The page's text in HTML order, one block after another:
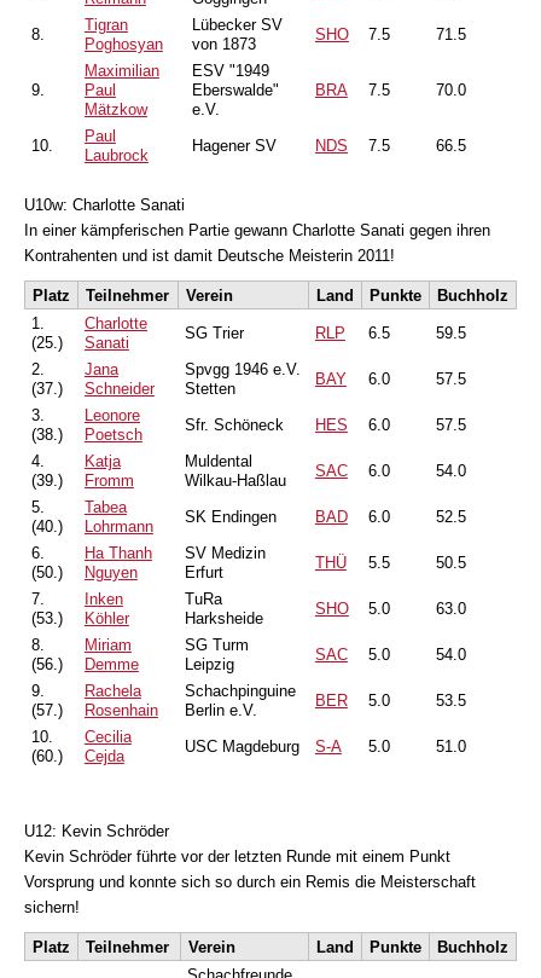
8.
Tigran
Poghosyan
Lübecker SV
von 1873
SHO 7.5 71.5
9.
Maximilian
Paul
Mätzkow
ESV "1949
Eberswalde"
e.V.
BRA 7.5 70.0
10.
Paul
Laubrock
Hagener SV NDS 7.5 66.5
U10w: Charlotte Sanati
In einer kämpferischen Partie gewann Charlotte Sanati gegen ihren
Kontrahenten und ist damit Deutsche Meisterin 2011!
Platz Teilnehmer Verein Land Punkte
Buchholz
1.
(25.)
Charlotte
Sanati
SG Trier RLP 6.5
59.5
2.
(37.)
Jana
Schneider
Spvgg 1946 e.V.
Stetten
BAY 6.0
57.5
3.
(38.)
Leonore
Poetsch
Sfr. Schöneck HES 6.0
57.5
4.
(39.)
Katja
Fromm
Muldental
Wilkau-Haßlau
SAC 6.0
54.0
5.
(40.)
Tabea
Lohrmann
SK Endingen BAD 6.0
52.5
6.
(50.)
Ha Thanh
Nguyen
SV Medizin
Erfurt
THÜ 5.5
50.5
7.
(53.)
Inken
Köhler
TuRa
Harksheide
SHO 5.0
63.0
8.
(56.)
Miriam
Demme
SG Turm
Leipzig
SAC 5.0
54.0
9.
(57.)
Rachela
Rosenhain
Schachpinguine
Berlin e.V.
BER 5.0
53.5
10.
(60.)
Cecilia
Cejda
USC Magdeburg S-A 5.0 51.0
U12: Kevin Schröder
Kevin Schröder führte vor der letzten Runde mit einem Punkt
Vorsprung und konnte sich so durch ein Remis die Meisterschaft
sichern!
Platz Teilnehmer Verein Land Punkte Buchholz